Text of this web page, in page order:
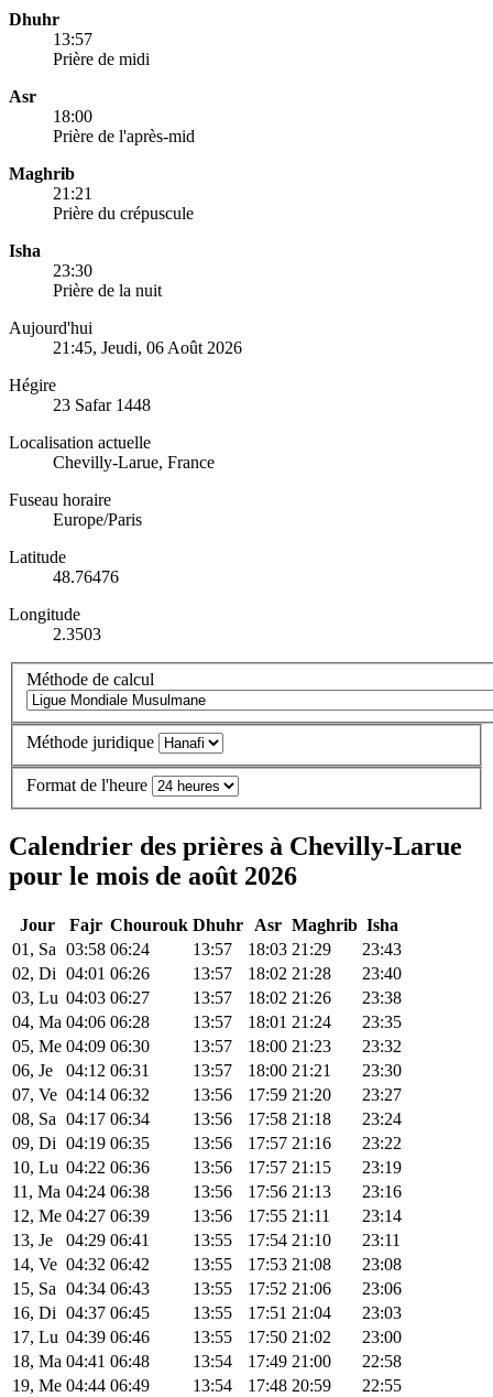
Dhuhr
13:57
Prière de midi
Asr
18:00
Prière de l'après-mid
Maghrib
21:21
Prière du crépuscule
Isha
23:30
Prière de la nuit
Aujourd'hui
21:45, Jeudi, 06 Août 2026
Hégire
23 Safar 1448
Localisation actuelle
Chevilly-Larue, France
Fuseau horaire
Europe/Paris
Latitude
48.76476
Longitude
2.3503
Méthode de calcul
Méthode juridique
Format de l'heure
Calendrier des prières à Chevilly-Larue
pour le mois de août 2026
Jour Fajr Chourouk Dhuhr Asr Maghrib Isha
01, Sa 03:58 06:24 13:57 18:03 21:29
23:43
02, Di 04:01 06:26 13:57 18:02 21:28
23:40
03, Lu 04:03 06:27 13:57 18:02 21:26
23:38
04, Ma 04:06 06:28 13:57 18:01 21:24
23:35
05, Me 04:09 06:30 13:57 18:00 21:23
23:32
06, Je
04:12 06:31 13:57 18:00 21:21
23:30
07, Ve 04:14 06:32 13:56 17:59 21:20
23:27
08, Sa 04:17 06:34 13:56 17:58 21:18
23:24
09, Di 04:19 06:35 13:56 17:57 21:16
23:22
10, Lu 04:22 06:36 13:56 17:57 21:15
23:19
11, Ma 04:24 06:38 13:56 17:56 21:13
23:16
12, Me 04:27 06:39 13:56 17:55 21:11
23:14
13, Je
04:29 06:41 13:55 17:54 21:10
23:11
14, Ve 04:32 06:42 13:55 17:53 21:08
23:08
15, Sa 04:34 06:43 13:55 17:52 21:06
23:06
16, Di 04:37 06:45 13:55 17:51 21:04
23:03
17, Lu 04:39 06:46 13:55 17:50 21:02
23:00
18, Ma 04:41 06:48 13:54 17:49 21:00
22:58
19, Me 04:44 06:49 13:54 17:48 20:59
22:55